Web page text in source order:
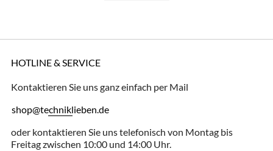
HOTLINE & SERVICE
Kontaktieren Sie uns ganz einfach per Mail
shop@techniklieben.de
oder kontaktieren Sie uns telefonisch von Montag bis
Freitag zwischen 10:00 und 14:00 Uhr.